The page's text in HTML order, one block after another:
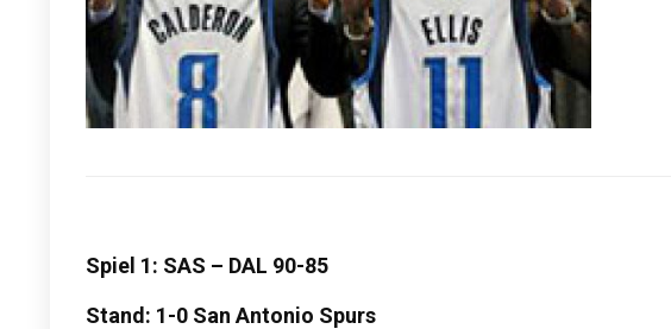
Spiel 1: SAS – DAL 90-85
Stand: 1-0 San Antonio Spurs